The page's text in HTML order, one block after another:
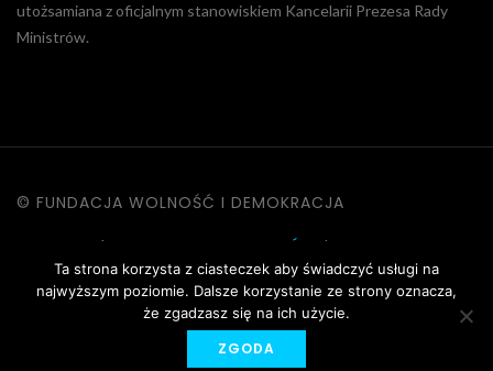
utożsamiana z oficjalnym stanowiskiem Kancelarii Prezesa Rady
Ministrów.
© FUNDACJA WOLNOŚĆ I DEMOKRACJA
| POLITYKA PRYWATNOŚCI |
REGULAMIN STRONY
Ta strona korzysta z ciasteczek aby świadczyć usługi na
najwyższym poziomie. Dalsze korzystanie ze strony oznacza,
że zgadzasz się na ich użycie.
ZGODA